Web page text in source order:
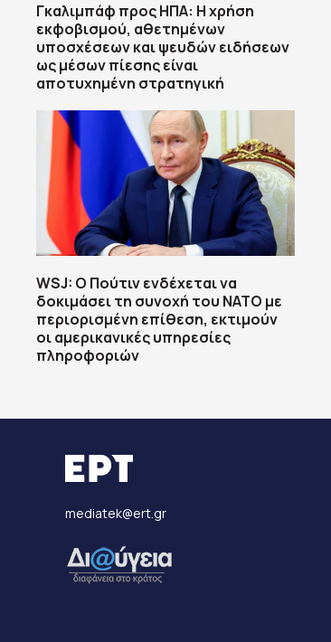
Γκαλιμπάφ προς ΗΠΑ: Η χρήση
εκφοβισμού, αθετημένων
υποσχέσεων και ψευδών ειδήσεων
ως μέσων πίεσης είναι
αποτυχημένη στρατηγική
WSJ: Ο Πούτιν ενδέχεται να
δοκιμάσει τη συνοχή του ΝΑΤΟ με
περιορισμένη επίθεση, εκτιμούν
οι αμερικανικές υπηρεσίες
πληροφοριών
mediatek@ert.gr